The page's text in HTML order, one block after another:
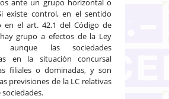
ante un grupo horizontal o
existe control, en el sentido
en el art. 42.1 del Código de
grupo a efectos de la Ley
aunque las sociedades
en la situación concursal
filiales o dominadas, y son
previsiones de la LC relativas